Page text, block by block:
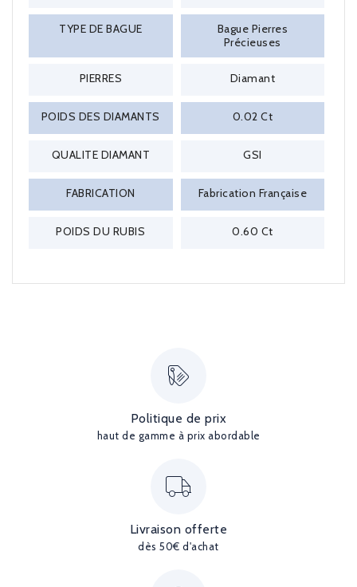
TYPE DE BAGUE
Bague Pierres
Précieuses
PIERRES Diamant
POIDS DES DIAMANTS 0.02 Ct
QUALITE DIAMANT GSI
FABRICATION Fabrication Française
POIDS DU RUBIS 0.60 Ct
Politique de prix
haut de gamme à prix abordable
Livraison offerte
dès 50€ d'achat